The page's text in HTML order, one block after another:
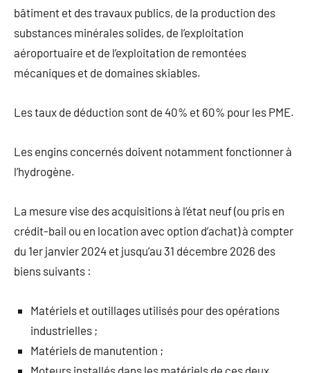
bâtiment et des travaux publics, de la production des
substances minérales solides, de l’exploitation
aéroportuaire et de l’exploitation de remontées
mécaniques et de domaines skiables.
Les taux de déduction sont de 40% et 60% pour les PME.
Les engins concernés doivent notamment fonctionner à
l’hydrogène.
La mesure vise des acquisitions à l’état neuf (ou pris en
crédit-bail ou en location avec option d’achat) à compter
du 1er janvier 2024 et jusqu’au 31 décembre 2026 des
biens suivants :
Matériels et outillages utilisés pour des opérations
industrielles ;
Matériels de manutention ;
Moteurs installés dans les matériels de ces deux